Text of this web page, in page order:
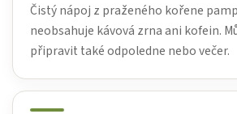
Čistý nápoj z praženého kořene
neobsahuje kávová zrna ani kofein.
připravit také odpoledne nebo večer.